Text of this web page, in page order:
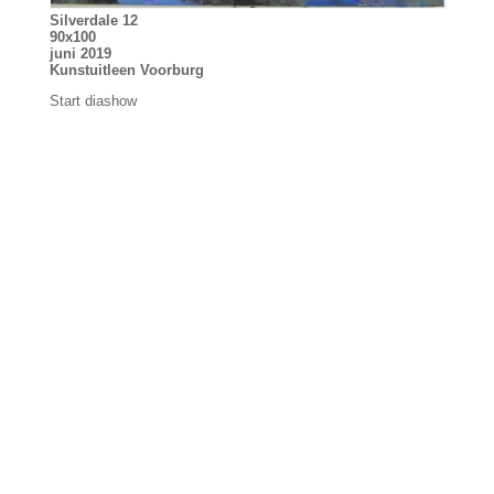
Silverdale 12
90x100
juni 2019
Kunstuitleen Voorburg
Start diashow